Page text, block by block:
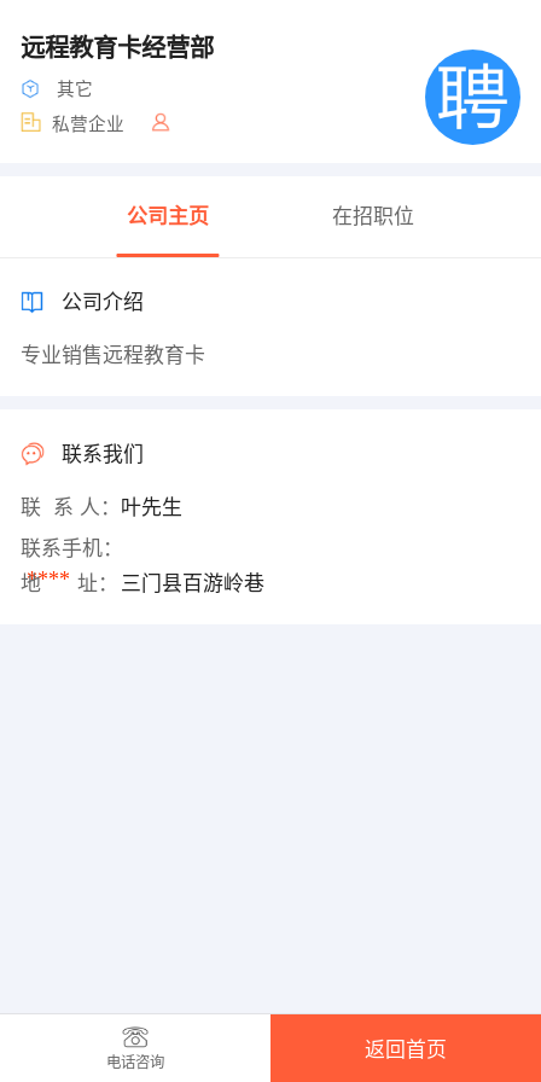
远程教育卡经营部
其它
私营企业
公司主页 在招职位
公司介绍
专业销售远程教育卡
联系我们
联 系 人： 叶先生
联系手机：
****
地 址： 三门县百游岭巷
电话咨询
返回首页